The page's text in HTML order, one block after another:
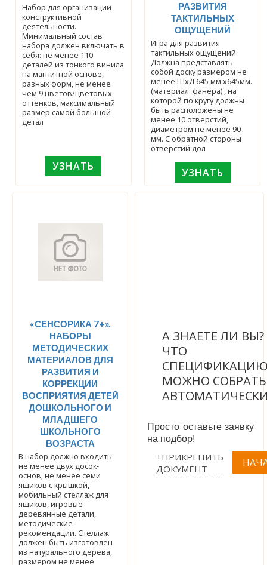
Набор для организации
конструктивной
деятельности.
Минимальный состав
набора должен включать в
себя: не менее 110
деталей из тонкого винила
на магнитной основе,
разных форм, не менее
чем 9 цветов/цветовых
оттенков, максимальный
размер самой большой
детал
УЗНАТЬ
РАЗВИТИЯ
ТАКТИЛЬНЫХ
ОЩУЩЕНИЙ
Игра для развития
тактильных ощущений.
Должна представлять
собой доску размером не
менее ШхД 645 мм х645мм.
(материал: фанера) , на
которой по кругу должны
быть расположены не
менее 10 отверстий,
диаметром не менее 90
мм. С обратной стороны
отверстий дол
УЗНАТЬ
«СЕНСОРИКА 7+».
НАБОРЫ
МЕТОДИЧЕСКИХ
МАТЕРИАЛОВ ДЛЯ
РАЗВИТИЯ И
КОРРЕКЦИИ
ВОСПРИЯТИЯ ДЕТЕЙ
ДОШКОЛЬНОГО И
МЛАДШЕГО
ШКОЛЬНОГО
ВОЗРАСТА
В набор должно входить:
не менее двух досок-
основ, не менее семи
ящиков с крышкой,
мобильный стеллаж для
ящиков, игровые
деревянные детали,
методические
рекомендации. Стеллаж
должен быть изготовлен
из натурального дерева,
размером не менее
А ЗНАЕТЕ ЛИ ВЫ?
ЧТО
МОЖНО СОБРАТЬ
Просто оставьте заявку
на подбор!
+ПРИКРЕПИТЬ
ДОКУМЕНТ